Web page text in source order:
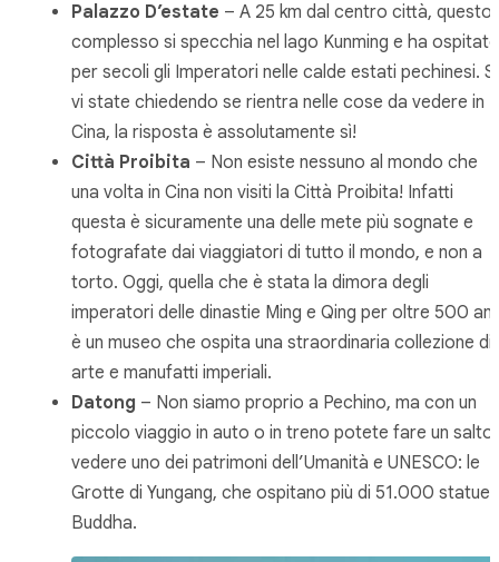
Palazzo D’estate – A 25 km dal centro città, questo
complesso si specchia nel lago Kunming e ha ospitato
per secoli gli Imperatori nelle calde estati pechinesi.
vi state chiedendo se rientra nelle cose da vedere in
Cina, la risposta è assolutamente sì!
Città Proibita – Non esiste nessuno al mondo che
una volta in Cina non visiti la Città Proibita! Infatti
questa è sicuramente una delle mete più sognate e
fotografate dai viaggiatori di tutto il mondo, e non a
torto. Oggi, quella che è stata la dimora degli
imperatori delle dinastie Ming e Qing per oltre 500
è un museo che ospita una straordinaria collezione di
arte e manufatti imperiali.
Datong – Non siamo proprio a Pechino, ma con un
piccolo viaggio in auto o in treno potete fare un salto
vedere uno dei patrimoni dell’Umanità e UNESCO: le
Grotte di Yungang, che ospitano più di 51.000 statue
Buddha.